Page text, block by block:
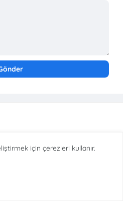
için çerezleri kullanır.